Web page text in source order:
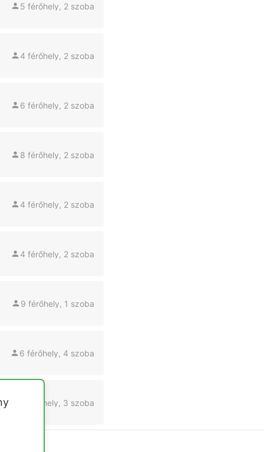
5 férőhely, 2 szoba
4 férőhely, 2 szoba
6 férőhely, 2 szoba
8 férőhely, 2 szoba
4 férőhely, 2 szoba
4 férőhely, 2 szoba
9 férőhely, 1 szoba
6 férőhely, 4 szoba
8 férőhely, 3 szoba